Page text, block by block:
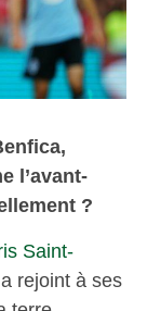
l’avant-
?
Saint-
rejoint à ses